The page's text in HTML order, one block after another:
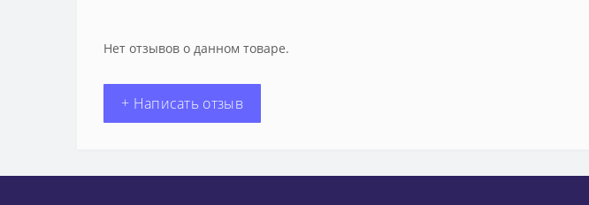
Нет отзывов о данном товаре.
+ Написать отзыв